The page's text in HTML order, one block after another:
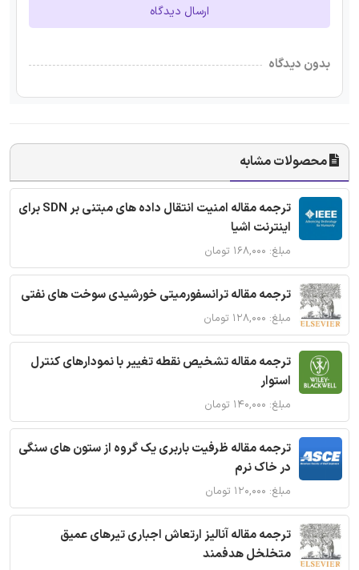
ارسال دیدگاه
بدون دیدگاه
محصولات مشابه
ترجمه مقاله امنیت انتقال داده های مبتنی بر SDN برای
اینترنت اشیا
مبلغ: ۱۶۸,۰۰۰ تومان
ترجمه مقاله ترانسفورمیتی خورشیدی سوخت های نفتی
مبلغ: ۱۲۸,۰۰۰ تومان
ترجمه مقاله تشخیص نقطه تغییر با نمودارهای کنترل
استوار
مبلغ: ۱۴۰,۰۰۰ تومان
ترجمه مقاله ظرفیت باربری یک گروه از ستون های سنگی
در خاک نرم
مبلغ: ۱۲۰,۰۰۰ تومان
ترجمه مقاله آنالیز ارتعاش اجباری تیرهای عمیق
متخلخل هدفمند